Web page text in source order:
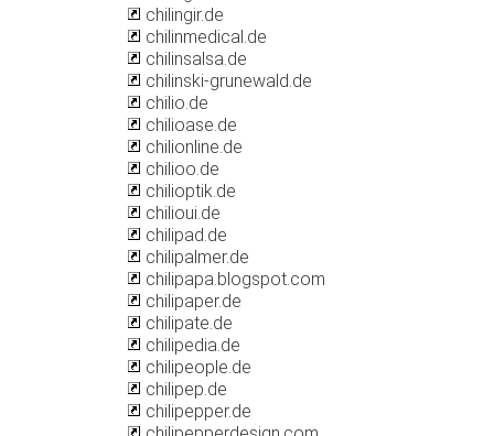
chilingir.de
chilinmedical.de
chilinsalsa.de
chilinski-grunewald.de
chilio.de
chilioase.de
chilionline.de
chilioo.de
chilioptik.de
chilioui.de
chilipad.de
chilipalmer.de
chilipapa.blogspot.com
chilipaper.de
chilipate.de
chilipedia.de
chilipeople.de
chilipep.de
chilipepper.de